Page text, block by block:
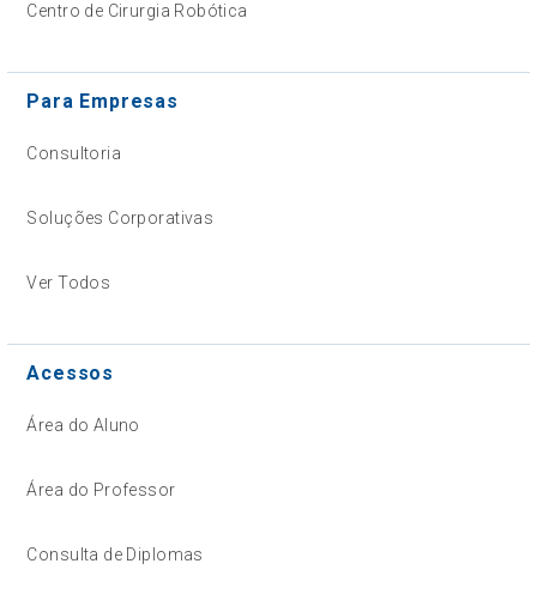
Centro de Cirurgia Robótica
Para Empresas
Consultoria
Soluções Corporativas
Ver Todos
Acessos
Área do Aluno
Área do Professor
Consulta de Diplomas